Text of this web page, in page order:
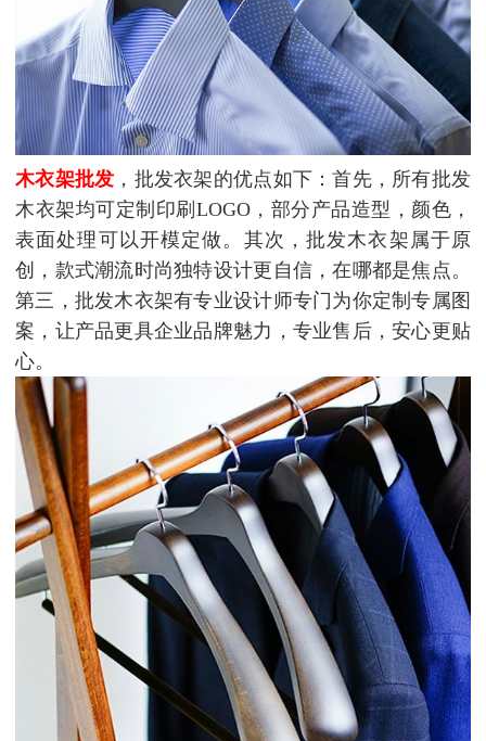
木衣架批发 ，批发衣架的优点如下：首先，所有批发
木衣架均可定制印刷LOGO，部分产品造型，颜色，
表面处理可以开模定做。其次，批发木衣架属于原
创，款式潮流时尚独特设计更自信，在哪都是焦点。
第三，批发木衣架有专业设计师专门为你定制专属图
案，让产品更具企业品牌魅力，专业售后，安心更贴
心。